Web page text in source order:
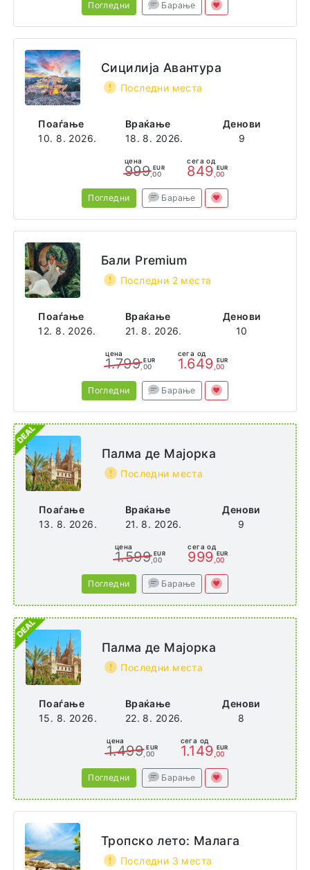
Погледни Барање
Поаѓање
10. 8. 2026.
Враќање
18. 8. 2026.
Денови
9
Сицилија Авантура
Последни места
цена
999 EUR
,00
сега од
849 EUR
,00
Погледни Барање
Поаѓање
12. 8. 2026.
Враќање
21. 8. 2026.
Денови
10
Бали Premium
Последни 2 места
цена
1.799 EUR
,00
сега од
1.649 EUR
,00
Погледни Барање
Поаѓање
13. 8. 2026.
Враќање
21. 8. 2026.
Денови
9
Палма де Мајорка
Последни места
цена
1.599 EUR
,00
сега од
999 EUR
,00
Погледни Барање
Поаѓање
15. 8. 2026.
Враќање
22. 8. 2026.
Денови
8
Палма де Мајорка
Последни места
цена
1.499 EUR
,00
сега од
1.149 EUR
,00
Погледни Барање
Тропско лето: Малага
Последни 3 места